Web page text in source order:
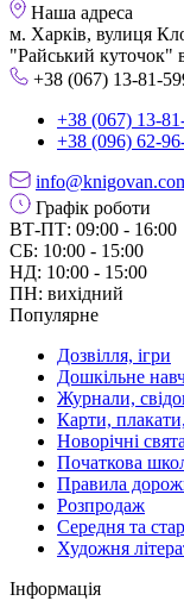
Наша адреса
м. Харків, вулиця
"Райський куточок"
+38 (067) 13-81-
+38 (067) 13-
+38 (096) 62-
Графік роботи
ВТ-ПТ: 09:00 - 16:00
СБ: 10:00 - 15:00
НД: 10:00 - 15:00
ПН: вихідний
Популярне
Дозвілля, ігри
Дошкільне
Журнали,
Карти,
Новорічні свята
Початкова
Правила
Розпродаж
Середня та
Художня
Інформація